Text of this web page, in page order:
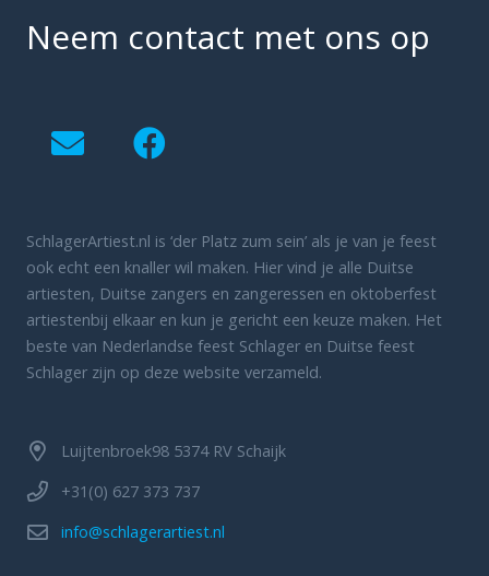
Neem contact met ons op
SchlagerArtiest.nl is ‘der Platz zum sein’ als je van je feest
ook echt een knaller wil maken. Hier vind je alle Duitse
artiesten, Duitse zangers en zangeressen en oktoberfest
artiestenbij elkaar en kun je gericht een keuze maken. Het
beste van Nederlandse feest Schlager en Duitse feest
Schlager zijn op deze website verzameld.
Luijtenbroek98 5374 RV Schaijk
+31(0) 627 373 737
info@schlagerartiest.nl